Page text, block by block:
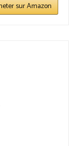
sur Amazon